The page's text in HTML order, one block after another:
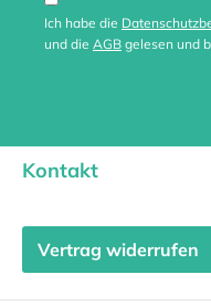
Ich habe die
und die AGB gelesen und
Kontakt
Vertrag widerrufen